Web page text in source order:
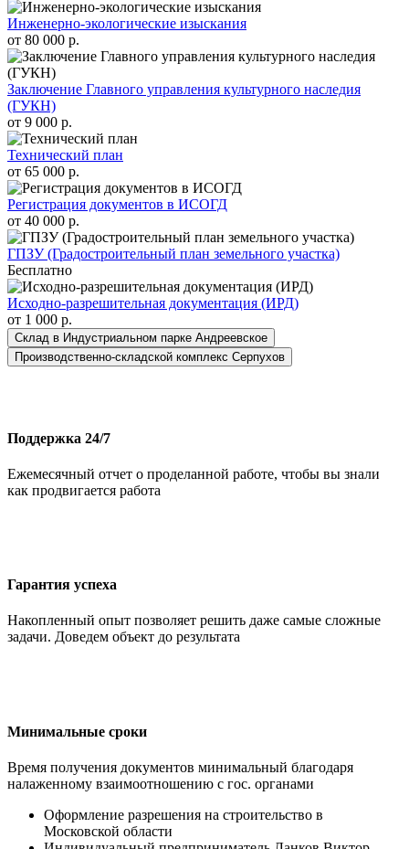
Инженерно-экологические изыскания
от 80 000 р.
Заключение Главного управления культурного наследия
(ГУКН)
от 9 000 р.
Технический план
от 65 000 р.
Регистрация документов в ИСОГД
от 40 000 р.
ГПЗУ (Градостроительный план земельного участка)
Бесплатно
Исходно-разрешительная документация (ИРД)
от 1 000 р.
Склад в Индустриальном парке Андреевское
Производственно-складской комплекс Серпухов
Поддержка 24/7
Ежемесячный отчет о проделанной работе, чтобы вы знали
как продвигается работа
Гарантия успеха
Накопленный опыт позволяет решить даже самые сложные
задачи. Доведем объект до результата
Минимальные сроки
Время получения документов минимальный благодаря
налаженному взаимоотношению с гос. органами
Оформление разрешения на строительство в
Московской области